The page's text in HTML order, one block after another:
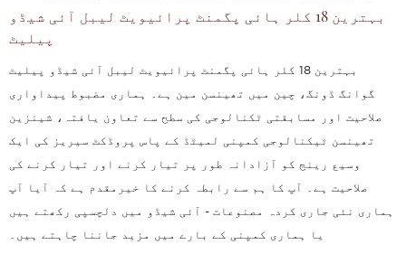
بہترین 18 کلر ہائی پگمنٹ پرائیویٹ لیبل آئی شیڈو
پیلیٹ
بہترین 18 کلر ہائی پگمنٹ پرائیویٹ لیبل آئی شیڈو پیلیٹ
گوانگ ڈونگ، چین میں تھینسن مین ہے۔ ہماری مضبوط پیداواری
صلاحیت اور مسابقتی ٹکنالوجی کی سطح سے تعاون یافتہ، شینزین
تھینسن ٹیکنالوجی کمپنی لمیٹڈ کے پاس پروڈکٹ سیریز کی ایک
وسیع رینج کو آزادانہ طور پر تیار کرنے اور تیار کرنے کی
صلاحیت ہے۔ آپ کا ہم سے رابطہ کرنے کا خیرمقدم ہے کہ آیا آپ
ہماری نئی جاری کردہ مصنوعات - آئی شیڈو میں دلچسپی رکھتے ہیں
یا ہماری کمپنی کے بارے میں مزید جاننا چاہتے ہیں۔